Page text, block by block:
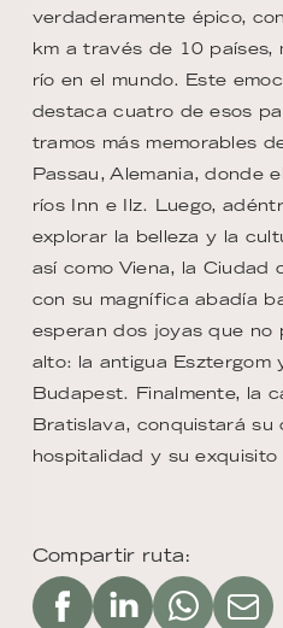
Compartir ruta:
verdaderamente épico,
km a través de 10 países,
río en el mundo. Este
destaca cuatro de esos
tramos más memorables
Passau, Alemania, donde
ríos Inn e Ilz. Luego,
explorar la belleza y la
así como Viena, la Ciudad
con su magnífica abadía
esperan dos joyas que no
alto: la antigua Esztergom
Budapest. Finalmente, la
Bratislava, conquistará su
hospitalidad y su exquisito